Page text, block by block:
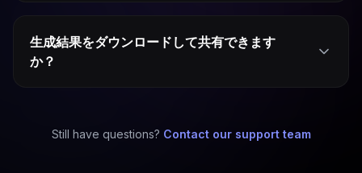
生成結果をダウンロードして共有できます
か？
Still have questions? Contact our support team